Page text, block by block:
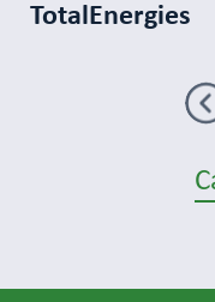
TotalEnergies